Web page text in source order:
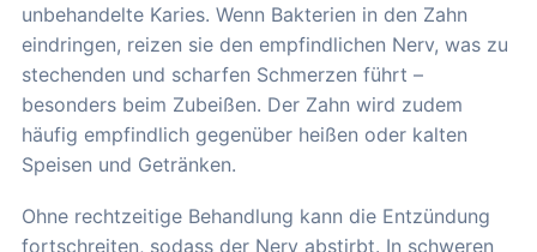
unbehandelte Karies. Wenn Bakterien in den Zahn
eindringen, reizen sie den empfindlichen Nerv, was zu
stechenden und scharfen Schmerzen führt –
besonders beim Zubeißen. Der Zahn wird zudem
häufig empfindlich gegenüber heißen oder kalten
Speisen und Getränken.
Ohne rechtzeitige Behandlung kann die Entzündung
fortschreiten, sodass der Nerv abstirbt. In schweren